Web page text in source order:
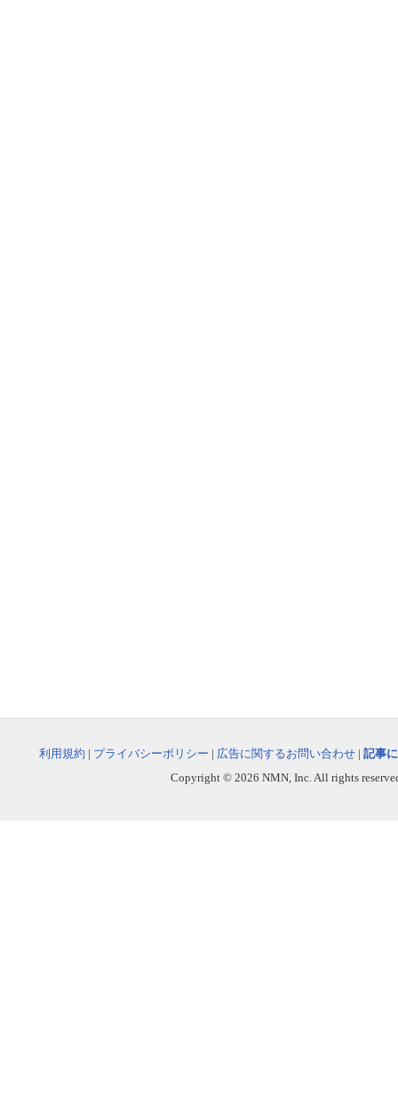
利用規約 | プライバシーポリシー | 広告に関するお問い合わせ | 記事
Copyright © 2026 NMN, Inc. All rights